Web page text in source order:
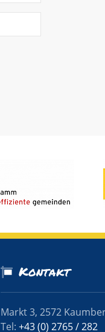
Kontakt
Markt 3, 2572
Tel:+43 (0) 2765 / 282